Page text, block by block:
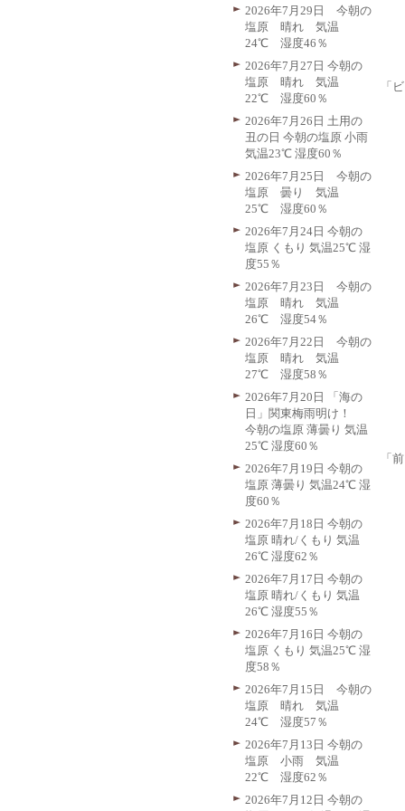
「
「
2026年7月29日 今朝の
塩原 晴れ 気温
24℃ 湿度46％
2026年7月27日 今朝の
塩原 晴れ 気温
22℃ 湿度60％
2026年7月26日 土用の
丑の日 今朝の塩原 小雨
気温23℃ 湿度60％
2026年7月25日 今朝の
塩原 曇り 気温
25℃ 湿度60％
2026年7月24日 今朝の
塩原 くもり 気温25℃ 湿
度55％
2026年7月23日 今朝の
塩原 晴れ 気温
26℃ 湿度54％
2026年7月22日 今朝の
塩原 晴れ 気温
27℃ 湿度58％
2026年7月20日 「海の
日」関東梅雨明け！
今朝の塩原 薄曇り 気温
25℃ 湿度60％
2026年7月19日 今朝の
塩原 薄曇り 気温24℃ 湿
度60％
2026年7月18日 今朝の
塩原 晴れ/くもり 気温
26℃ 湿度62％
2026年7月17日 今朝の
塩原 晴れ/くもり 気温
26℃ 湿度55％
2026年7月16日 今朝の
塩原 くもり 気温25℃ 湿
度58％
2026年7月15日 今朝の
塩原 晴れ 気温
24℃ 湿度57％
2026年7月13日 今朝の
塩原 小雨 気温
22℃ 湿度62％
2026年7月12日 今朝の